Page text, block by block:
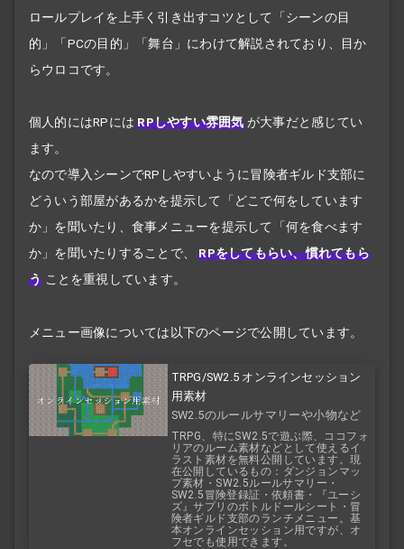
ロールプレイを上手く引き出すコツとして「シーンの目
的」「PCの目的」「舞台」にわけて解説されており、目か
らウロコです。
個人的にはRPには RPしやすい雰囲気 が大事だと感じてい
ます。
なので導入シーンでRPしやすいように冒険者ギルド支部に
どういう部屋があるかを提示して「どこで何をしています
か」を聞いたり、食事メニューを提示して「何を食べます
か」を聞いたりすることで、
RPをしてもらい、慣れてもら
う ことを重視しています。
メニュー画像については以下のページで公開しています。
TRPG/SW2.5 オンラインセッション
用素材
SW2.5のルールサマリーや小物など
を公開中！
TRPG、特にSW2.5で遊ぶ際、ココフォ
リアのルーム素材などとして使えるイ
ラスト素材を無料公開しています。現
在公開しているもの：ダンジョンマッ
プ素材・SW2.5ルールサマリー・
SW2.5冒険登録証・依頼書・『ユーシ
ズ』サプリのボトルドールシート・冒
険者ギルド支部のランチメニュー。基
本オンラインセッション用ですが、オ
フセでも使用できます。